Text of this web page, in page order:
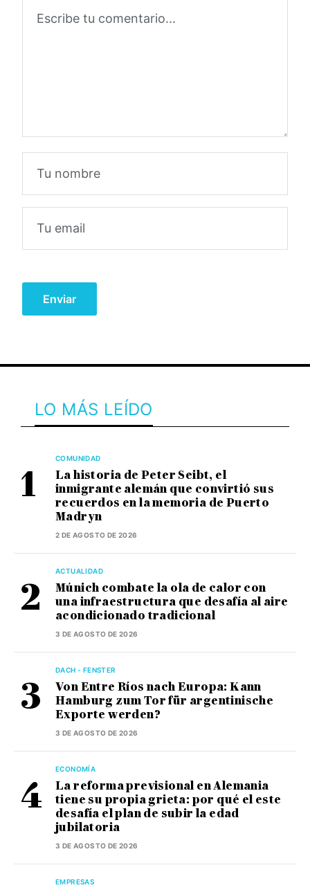
LO MÁS LEÍDO
COMUNIDAD
La historia de Peter Seibt, el
inmigrante alemán que convirtió sus
recuerdos en la memoria de Puerto
Madryn
2 DE AGOSTO DE 2026
ACTUALIDAD
Múnich combate la ola de calor con
una infraestructura que desafía al aire
acondicionado tradicional
3 DE AGOSTO DE 2026
DACH - FENSTER
Von Entre Ríos nach Europa: Kann
Hamburg zum Tor für argentinische
Exporte werden?
3 DE AGOSTO DE 2026
ECONOMÍA
La reforma previsional en Alemania
tiene su propia grieta: por qué el este
desafía el plan de subir la edad
jubilatoria
3 DE AGOSTO DE 2026
EMPRESAS